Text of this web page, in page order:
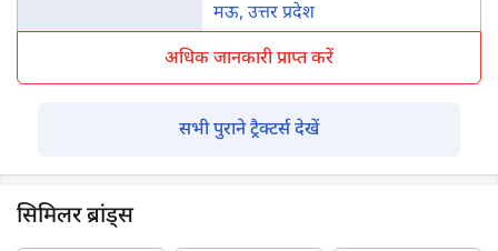
मऊ, उत्तर प्रदेश
अधिक जानकारी प्राप्त करें
सभी पुराने ट्रैक्टर्स देखें
सिमिलर ब्रांड्स